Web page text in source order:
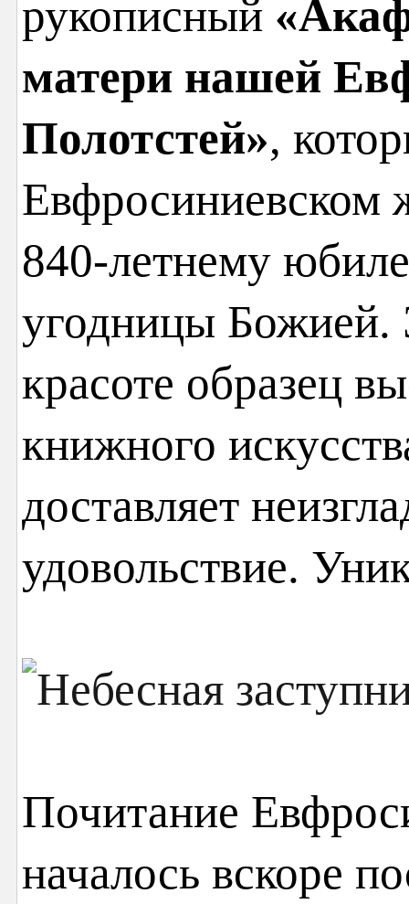
рукописный
матери нашей
Полотстей»,
Евфросиниевском
840-летнему
угодницы Божией.
красоте образец
книжного
доставляет
удовольствие.
Почитание
началось вскоре